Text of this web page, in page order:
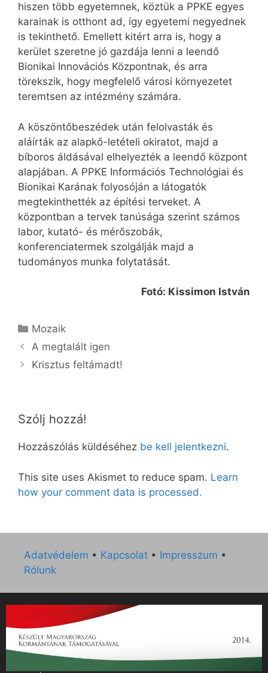
hiszen több egyetemnek, köztük a PPKE egyes
karainak is otthont ad, így egyetemi negyednek
is tekinthető. Emellett kitért arra is, hogy a
kerület szeretne jó gazdája lenni a leendő
Bionikai Innovációs Központnak, és arra
törekszik, hogy megfelelő városi környezetet
teremtsen az intézmény számára.
A köszöntőbeszédek után felolvasták és
aláírták az alapkő-letételi okiratot, majd a
bíboros áldásával elhelyezték a leendő központ
alapjában. A PPKE Információs Technológiai és
Bionikai Karának folyosóján a látogatók
megtekinthették az építési terveket. A
központban a tervek tanúsága szerint számos
labor, kutató- és mérőszobák,
konferenciatermek szolgálják majd a
tudományos munka folytatását.
Fotó: Kissimon István
Kategória
Mozaik
A megtalált igen
Krisztus feltámadt!
Szólj hozzá!
Hozzászólás küldéséhez be kell jelentkezni.
This site uses Akismet to reduce spam. Learn
how your comment data is processed.
Adatvédelem • Kapcsolat • Impresszum •
Rólunk